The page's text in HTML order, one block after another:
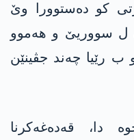
کو دەستوورا وێ
ل سووریێ و ھەموو
ب رێیا چەند جڤینێن
دا، قەدەغەکرنا